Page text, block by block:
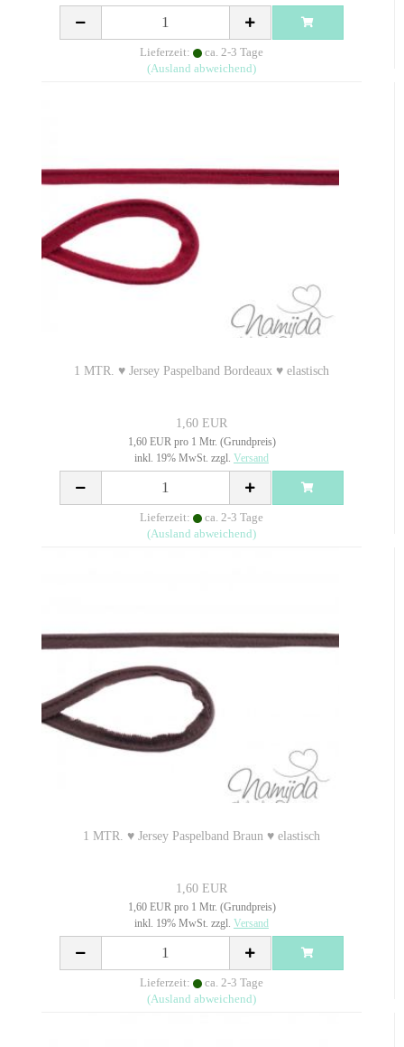
Lieferzeit:
ca. 2-3 Tage
(Ausland abweichend)
1 MTR. ♥ Jersey Paspelband Bordeaux ♥ elastisch
1,60 EUR
1,60 EUR pro 1 Mtr. (Grundpreis)
inkl. 19% MwSt. zzgl. Versand
Lieferzeit:
ca. 2-3 Tage
(Ausland abweichend)
1 MTR. ♥ Jersey Paspelband Braun ♥ elastisch
1,60 EUR
1,60 EUR pro 1 Mtr. (Grundpreis)
inkl. 19% MwSt. zzgl. Versand
Lieferzeit:
ca. 2-3 Tage
(Ausland abweichend)